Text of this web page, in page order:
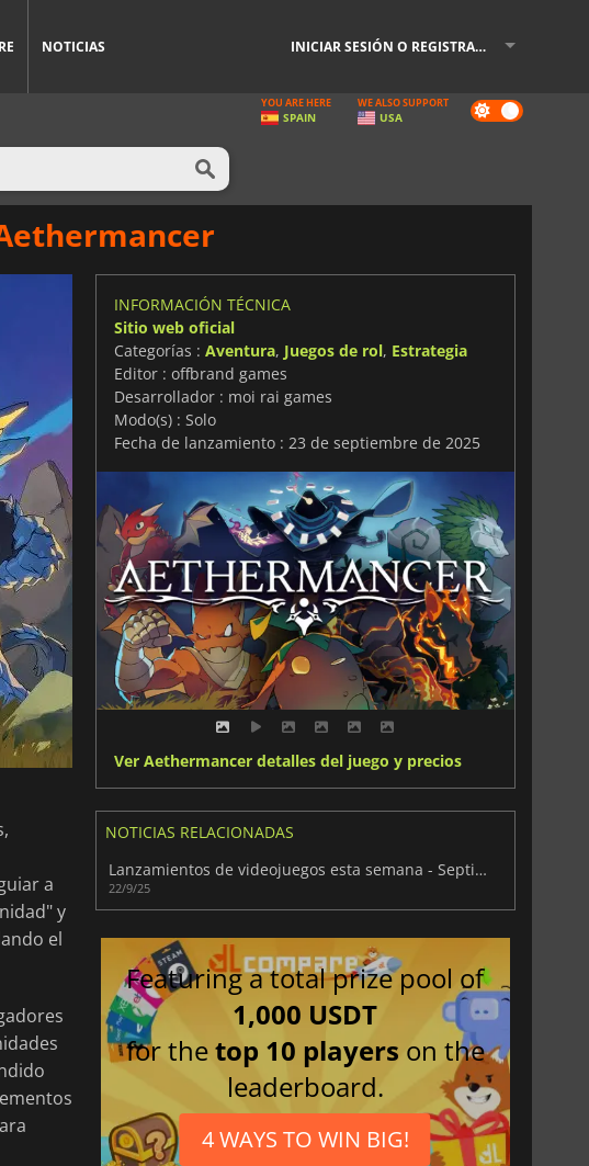
NOTICIAS INICIAR SESIÓN O REGISTRARSE
Dark
mode
YOU ARE HERE
SPAIN
WE ALSO SUPPORT
USA
a
y
el
INFORMACIÓN TÉCNICA
Sitio web oficial
Categorías : Aventura, Juegos de rol, Estrategia
Editor : offbrand games
Desarrollador : moi rai games
Modo(s) : Solo
Fecha de lanzamiento : 23 de septiembre de 2025
Ver Aethermancer detalles del juego y precios
NOTICIAS RELACIONADAS
Lanzamientos de videojuegos esta semana - Septiembre 2025 (Semana 39)
22/9/25
Featuring a total prize pool of
1,000 USDT
for thetop 10 players on the
leaderboard.
4 WAYS TO WIN BIG!